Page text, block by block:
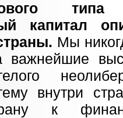
типа
капитал
Мы
важнейшие
внутри
к